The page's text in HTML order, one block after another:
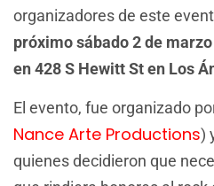
organizadores de este
próximo sábado 2 de
en 428 S Hewitt St en Los
El evento, fue organizado
Nance Arte Productions)
quienes decidieron que